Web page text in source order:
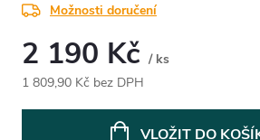
Možnosti doručení
2 190 Kč / ks
1 809,90 Kč bez DPH
VLOŽIT DO